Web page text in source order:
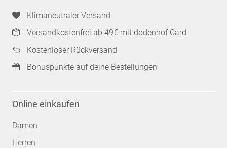
Klimaneutraler Versand
Versandkostenfrei ab 49€ mit dodenhof Card
Kostenloser Rückversand
Bonuspunkte auf deine Bestellungen
Online einkaufen
Damen
Herren